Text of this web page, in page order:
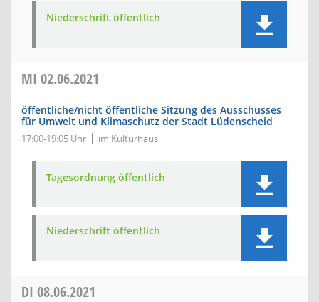
Niederschrift öffentlich
MI 02.06.2021
öffentliche/nicht öffentliche Sitzung des Ausschusses
für Umwelt und Klimaschutz der Stadt Lüdenscheid
17:00-19:05 Uhr im Kulturhaus
Tagesordnung öffentlich
Niederschrift öffentlich
DI 08.06.2021